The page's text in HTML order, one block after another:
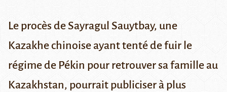
Le procès de Sayragul Sauytbay, une
Kazakhe chinoise ayant tenté de fuir le
régime de Pékin pour retrouver sa famille au
Kazakhstan, pourrait publiciser à plus